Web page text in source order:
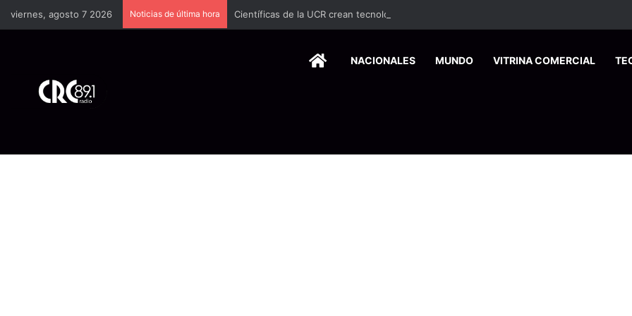
viernes, agosto 7 2026 Noticias de última hora Científicas de la UCR crean tecnología que limpia aguas residuales con hongos
HOMENACIONALES MUNDO VITRINA COMERCIAL